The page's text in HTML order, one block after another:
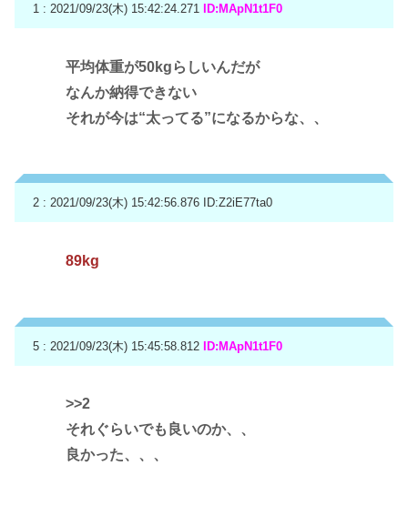
1 : 2021/09/23(木) 15:42:24.271 ID:MApN1t1F0
平均体重が50kgらしいんだが
なんか納得できない
それが今は“太ってる”になるからな、、
2 : 2021/09/23(木) 15:42:56.876 ID:Z2iE77ta0
89kg
5 : 2021/09/23(木) 15:45:58.812 ID:MApN1t1F0
>>2
それぐらいでも良いのか、、
良かった、、、